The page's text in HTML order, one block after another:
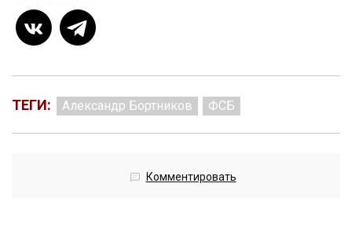
ТЕГИ: Александр Бортников ФСБ
Комментировать